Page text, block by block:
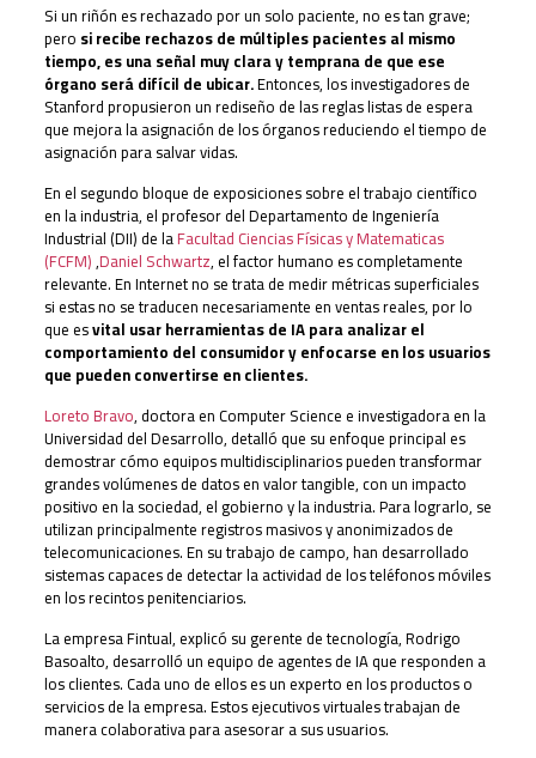
Si un riñón es rechazado por un solo paciente, no es tan grave;
pero si recibe rechazos de múltiples pacientes al mismo
tiempo, es una señal muy clara y temprana de que ese
órgano será difícil de ubicar.Entonces, los investigadores de
Stanford propusieron un rediseño de las reglas listas de espera
que mejora la asignación de los órganos reduciendo el tiempo de
asignación para salvar vidas.
En el segundo bloque de exposiciones sobre el trabajo científico
en la industria, el profesor del Departamento de Ingeniería
Industrial (DII) de laFacultad Ciencias Físicas y Matematicas
(FCFM),Daniel Schwartz, el factor humano es completamente
relevante. En Internet no se trata de medir métricas superficiales
si estas no se traducen necesariamente en ventas reales, por lo
que esvital usar herramientas de IA para analizar el
comportamiento del consumidor y enfocarse en los usuarios
que pueden convertirse en clientes.
Loreto Bravo, doctora en Computer Science e investigadora en la
Universidad del Desarrollo, detalló que su enfoque principal es
demostrar cómo equipos multidisciplinarios pueden transformar
grandes volúmenes de datos en valor tangible, con un impacto
positivo en la sociedad, el gobierno y la industria. Para lograrlo, se
utilizan principalmente registros masivos y anonimizados de
telecomunicaciones. En su trabajo de campo, han desarrollado
sistemas capaces de detectar la actividad de los teléfonos móviles
en los recintos penitenciarios.
La empresa Fintual, explicó su gerente de tecnología, Rodrigo
Basoalto, desarrolló un equipo de agentes de IA que responden a
los clientes. Cada uno de ellos es un experto en los productos o
servicios de la empresa. Estos ejecutivos virtuales trabajan de
manera colaborativa para asesorar a sus usuarios.